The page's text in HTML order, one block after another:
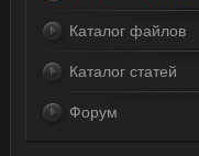
Каталог файлов
Каталог статей
Форум